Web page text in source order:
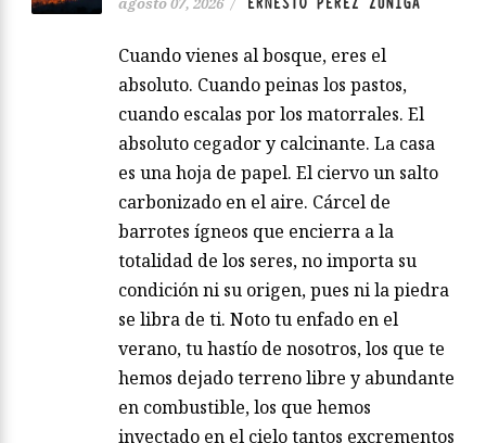
Cuando vienes al bosque, eres el
absoluto. Cuando peinas los pastos,
cuando escalas por los matorrales. El
absoluto cegador y calcinante. La casa
es una hoja de papel. El ciervo un salto
carbonizado en el aire. Cárcel de
barrotes ígneos que encierra a la
totalidad de los seres, no importa su
condición ni su origen, pues ni la piedra
se libra de ti. Noto tu enfado en el
verano, tu hastío de nosotros, los que te
hemos dejado terreno libre y abundante
en combustible, los que hemos
inyectado en el cielo tantos excrementos